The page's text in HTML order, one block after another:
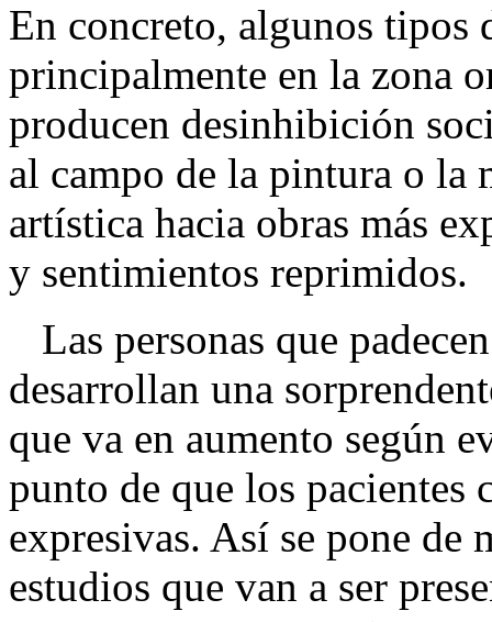
En concreto, algunos tipos
principalmente en la zona
producen desinhibición
al campo de la pintura o la
artística hacia obras más
y sentimientos reprimidos.
Las personas que
desarrollan una
que va en aumento según
punto de que los pacientes
expresivas. Así se pone de
estudios que van a ser